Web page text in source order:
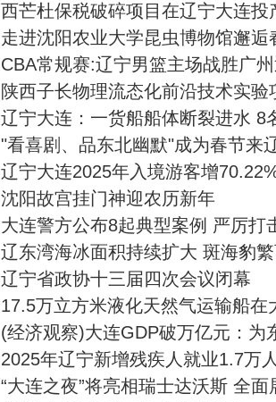
西芒杜保税破碎项目在辽宁大连
走进沈阳农业大学昆虫博物馆邂逅
CBA常规赛:辽宁男篮主场战胜广
陕西子长物理流态化前沿技术实验
辽宁大连：一货船船体断裂进水 8
"看喜剧、品东北幽默"成为春节来
辽宁大连2025年入境游客增
沈阳故宫挂门神迎农历新年
大连警方公布8起典型案例 严厉打
辽东湾海冰面积持续扩大 斑海豹
辽宁省政协十三届四次会议闭幕
17.5万立方米液化天然气运输船在
(经济观察)大连GDP破万亿元：为
2025年辽宁新增残疾人就业1.7万
“大连之夜”将亮相瑞士达沃斯 全